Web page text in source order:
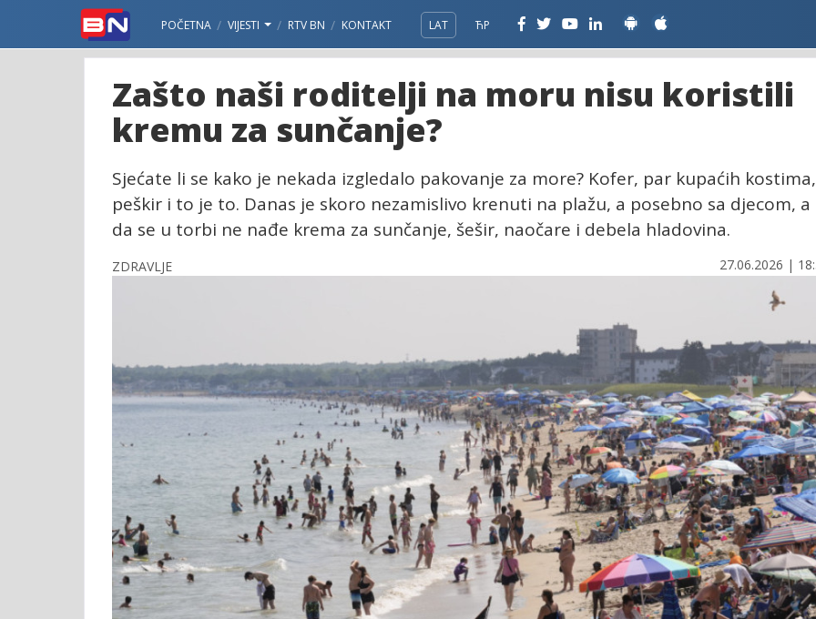
POČETNA VIJESTI RTV BN KONTAKT LAT ЋР
Zašto naši roditelji na moru nisu koristili
kremu za sunčanje?
Sjećate li se kako je nekada izgledalo pakovanje za more? Kofer, par kupaćih kostima,
peškir i to je to. Danas je skoro nezamislivo krenuti na plažu, a posebno sa djecom, a
da se u torbi ne nađe krema za sunčanje, šešir, naočare i debela hladovina.
ZDRAVLJE 27.06.2026 |